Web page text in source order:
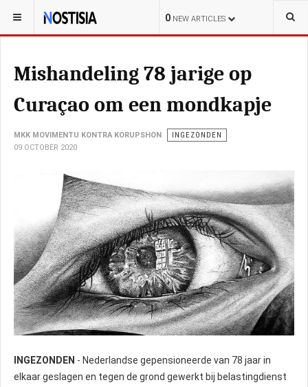
0 NEW ARTICLES
YOU ARE HERE: CURAÇAO KORTE-POLISIAL
Mishandeling 78 jarige op
Curaçao om een mondkapje
MKK MOVIMENTU KONTRA KORUPSHON
INGEZONDEN
09 OCTOBER 2020
INGEZONDEN - Nederlandse gepensioneerde van 78 jaar in
elkaar geslagen en tegen de grond gewerkt bij belastingdienst